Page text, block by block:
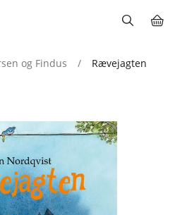
og Findus / Rævejagten